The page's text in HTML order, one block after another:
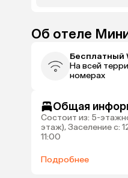
Об отеле
Бесплатный
На всей
номерах
Общая
Состоит из: 5-
этаж), Заселение с:
11:00
Подробнее